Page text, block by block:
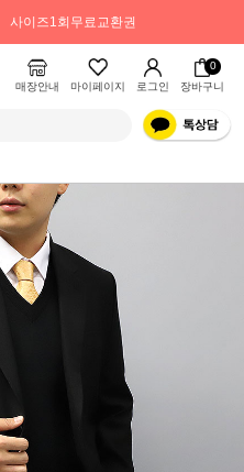
사이즈1회무료교환권
매장안내 마이페이지 로그인
0
장바구니